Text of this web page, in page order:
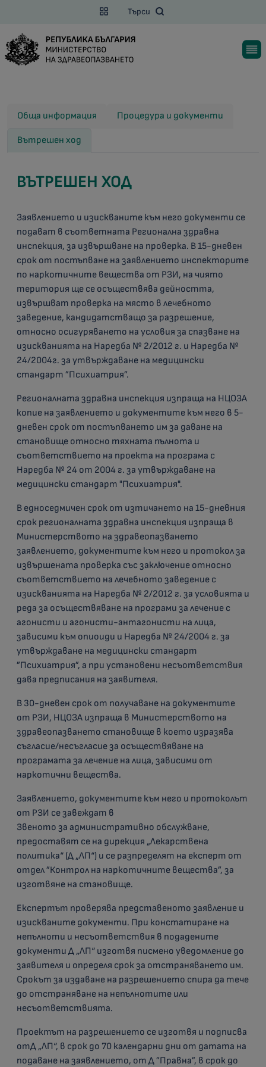
Търси
Обща информация Процедура и документи
Вътрешен ход
ВЪТРЕШЕН ХОД
Заявлението и изискваните към него документи се
подават в съответната Регионална здравна
инспекция, за извършване на проверка. В 15-дневен
срок от постъпване на заявлението инспекторите
по наркотичните вещества от РЗИ, на чиято
територия ще се осъществява дейността,
извършват проверка на място в лечебното
заведение, кандидатстващо за разрешение,
относно осигуряването на условия за спазване на
изискванията на Наредба № 2/2012 г. и Наредба №
24/2004г. за утвърждаване на медицински
стандарт ”Психиатрия”.
Регионалната здравна инспекция изпраща на НЦОЗА
копие на заявлението и документите към него в 5-
дневен срок от постъпването им за даване на
становище относно тяхната пълнота и
съответствието на проекта на програма с
Наредба № 24 от 2004 г. за утвърждаване на
медицински стандарт "Психиатрия".
В едноседмичен срок от изтичането на 15-дневния
срок регионалната здравна инспекция изпраща в
Министерството на здравеопазването
заявлението, документите към него и протокол за
извършената проверка със заключение относно
съответствието на лечебното заведение с
изискванията на Наредба № 2/2012 г. за условията и
реда за осъществяване на програми за лечение с
агонисти и агонисти-антагонисти на лица,
зависими към опиоиди и Наредба № 24/2004 г. за
утвърждаване на медицински стандарт
”Психиатрия”, а при установени несъответствия
дава предписания на заявителя.
В 30-дневен срок от получаване на документите
от РЗИ, НЦОЗА изпраща в Министерството на
здравеопазването становище в което изразява
съгласие/несъгласие за осъществяване на
програмата за лечение на лица, зависими от
наркотични вещества.
Заявлението, документите към него и протоколът
от РЗИ се завеждат в
Звеното за административно обслужване,
предоставят се на дирекция „Лекарствена
политика“ (Д „ЛП“) и се разпределят на експерт от
отдел ”Контрол на наркотичните вещества”, за
изготвяне на становище.
Експертът проверява представеното заявление и
изискваните документи. При констатиране на
непълноти и несъответствия в подадените
документи Д „ЛП“ изготвя писмено уведомление до
заявителя и определя срок за отстраняването им.
Срокът за издаване на разрешението спира да тече
до отстраняване на непълнотите или
несъответствията.
Проектът на разрешението се изготвя и подписва
отД „ЛП“, в срок до 70 календарни дни от датата на
подаване на заявлението, от Д ”Правна”, в срок до